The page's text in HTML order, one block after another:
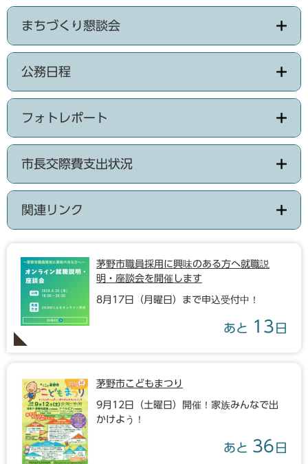
まちづくり懇談会
公務日程
フォトレポート
市長交際費支出状況
関連リンク
茅野市職員採用に興味のある方へ就職説
明・座談会を開催します
8月17日（月曜日）まで申込受付中！
あと 13 日
茅野市こどもまつり
9月12日（土曜日）開催！家族みんなで出
かけよう！
あと 36 日